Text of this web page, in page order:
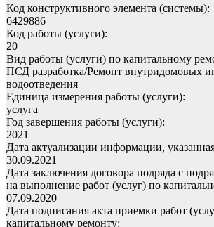
Код конструктивного элемента (системы):
6429886
Код работы (услуги):
20
Вид работы (услуги) по капитальному
ПСД разработка/Ремонт внутридомовых
водоотведения
Единица измерения работы (услуги):
услуга
Год завершения работы (услуги):
2021
Дата актуализации информации,
30.09.2021
Дата заключения договора подряда с
на выполнение работ (услуг) по
07.09.2020
Дата подписания акта приемки работ
капитальному ремонту: